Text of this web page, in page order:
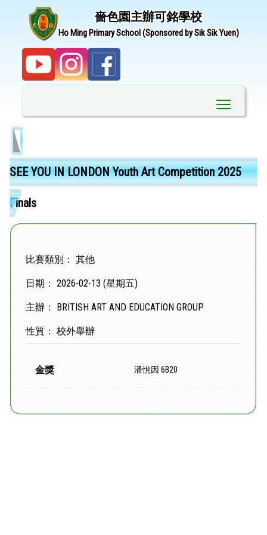
嗇色園主辦可銘學校
Ho Ming Primary School (Sponsored by Sik Sik Yuen)
SEE YOU IN LONDON Youth Art Competition 2025
Finals
比賽類別： 其他
日期： 2026-02-13 (星期五)
主辦： BRITISH ART AND EDUCATION GROUP
性質： 校外舉辦
金獎 潘悅因 6B20